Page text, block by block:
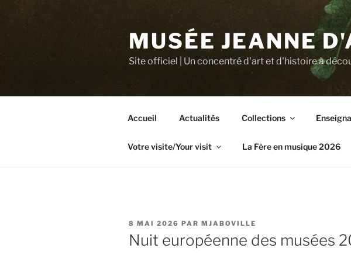
contenu
MUSÉE JEANNE
Site officiel | Un concentré d'art et d'histoire à
Accueil Actualités Collections
Votre visite/Your visit La Fère en musique 2026
PUBLIÉ
LE
8 MAI 2026 PAR MJABOVILLE
Nuit européenne des musées